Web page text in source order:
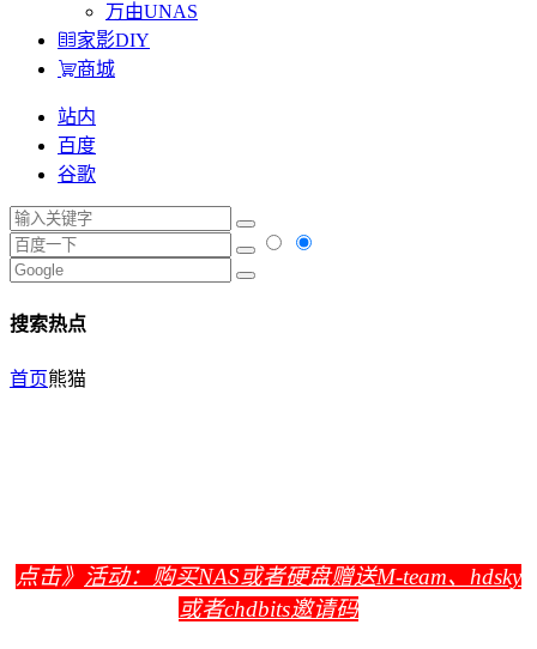
万由UNAS
家影DIY
商城
站内
百度
谷歌
搜索热点
首页熊猫
点击》 活动：购买NAS或者硬盘赠送M-team、hdsky
或者chdbits邀请码